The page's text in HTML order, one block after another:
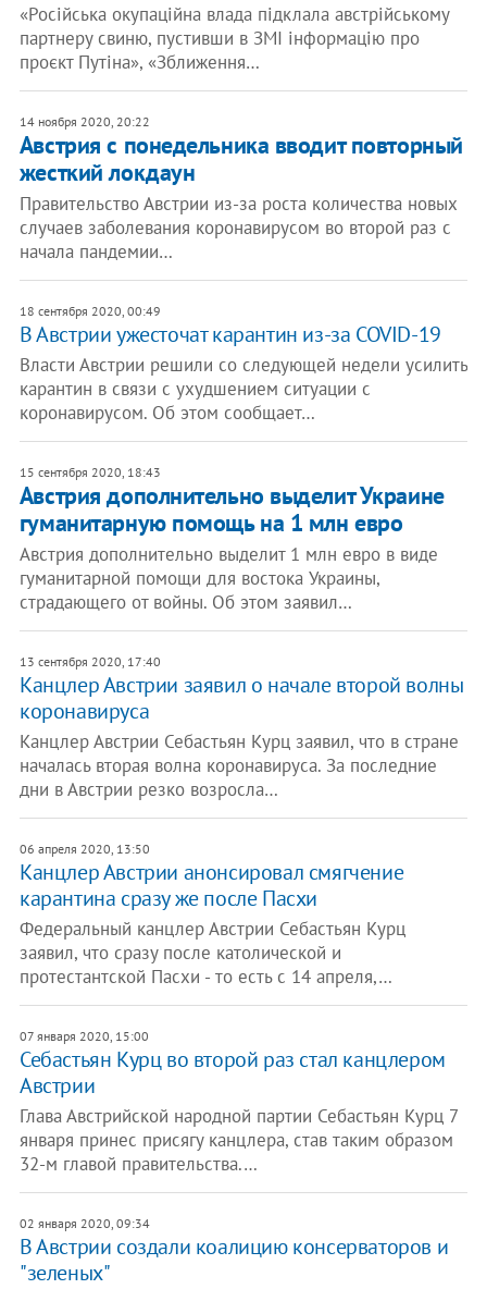
«Російська окупаційна влада підклала австрійському
партнеру свиню, пустивши в ЗМІ інформацію про
проєкт Путіна», «Зближення…
14 ноября 2020, 20:22
Австрия с понедельника вводит повторный
жесткий локдаун
Правительство Австрии из-за роста количества новых
случаев заболевания коронавирусом во второй раз с
начала пандемии…
18 сентября 2020, 00:49
В Австрии ужесточат карантин из-за COVID-19
Власти Австрии решили со следующей недели усилить
карантин в связи с ухудшением ситуации с
коронавирусом. Об этом сообщает…
15 сентября 2020, 18:43
Австрия дополнительно выделит Украине
гуманитарную помощь на 1 млн евро
Австрия дополнительно выделит 1 млн евро в виде
гуманитарной помощи для востока Украины,
страдающего от войны. Об этом заявил…
13 сентября 2020, 17:40
Канцлер Австрии заявил о начале второй волны
коронавируса
Канцлер Австрии Себастьян Курц заявил, что в стране
началась вторая волна коронавируса. За последние
дни в Австрии резко возросла…
06 апреля 2020, 13:50
Канцлер Австрии анонсировал смягчение
карантина сразу же после Пасхи
Федеральный канцлер Австрии Себастьян Курц
заявил, что сразу после католической и
протестантской Пасхи - то есть с 14 апреля,…
07 января 2020, 15:00
Себастьян Курц во второй раз стал канцлером
Австрии
Глава Австрийской народной партии Себастьян Курц 7
января принес присягу канцлера, став таким образом
32-м главой правительства.…
02 января 2020, 09:34
В Австрии создали коалицию консерваторов и
"зеленых"